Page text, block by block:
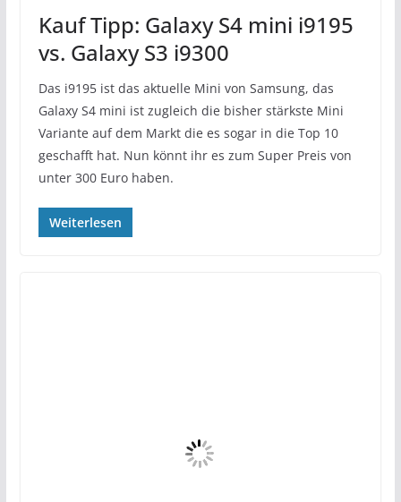
Kauf Tipp: Galaxy S4 mini i9195
vs. Galaxy S3 i9300
Das i9195 ist das aktuelle Mini von Samsung, das
Galaxy S4 mini ist zugleich die bisher stärkste Mini
Variante auf dem Markt die es sogar in die Top 10
geschafft hat. Nun könnt ihr es zum Super Preis von
unter 300 Euro haben.
Weiterlesen